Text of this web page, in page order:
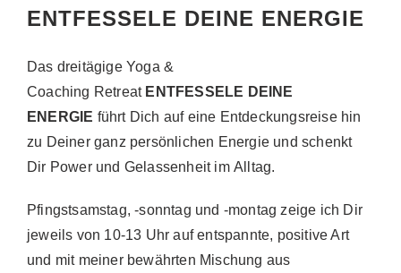
ENTFESSELE DEINE ENERGIE
Das dreitägige Yoga &
Coaching Retreat ENTFESSELE DEINE
ENERGIE führt Dich auf eine Entdeckungsreise hin
zu Deiner ganz persönlichen Energie und schenkt
Dir Power und Gelassenheit im Alltag.
Pfingstsamstag, -sonntag und -montag zeige ich Dir
jeweils von 10-13 Uhr auf entspannte, positive Art
und mit meiner bewährten Mischung aus